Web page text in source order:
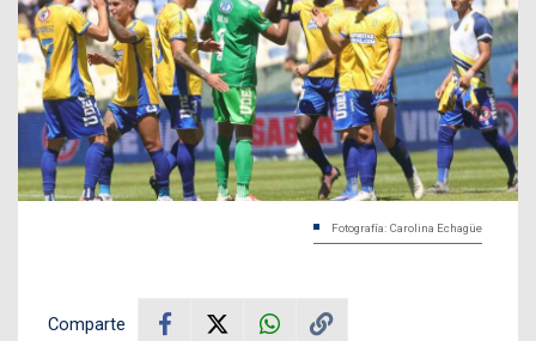
Fotografía: Carolina Echagüe
Comparte